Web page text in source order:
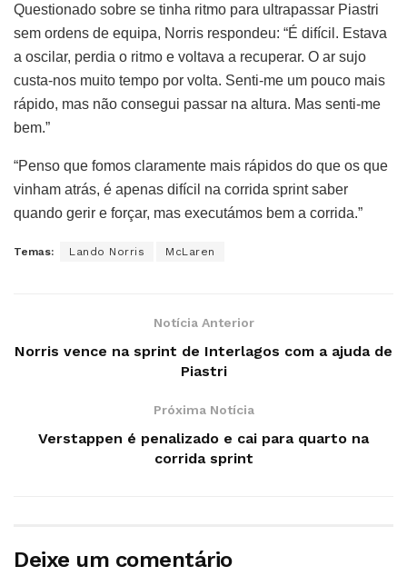
Questionado sobre se tinha ritmo para ultrapassar Piastri
sem ordens de equipa, Norris respondeu: “É difícil. Estava
a oscilar, perdia o ritmo e voltava a recuperar. O ar sujo
custa-nos muito tempo por volta. Senti-me um pouco mais
rápido, mas não consegui passar na altura. Mas senti-me
bem.”
“Penso que fomos claramente mais rápidos do que os que
vinham atrás, é apenas difícil na corrida sprint saber
quando gerir e forçar, mas executámos bem a corrida.”
Temas: Lando Norris McLaren
Notícia Anterior
Norris vence na sprint de Interlagos com a ajuda de
Piastri
Próxima Notícia
Verstappen é penalizado e cai para quarto na
corrida sprint
Deixe um comentário